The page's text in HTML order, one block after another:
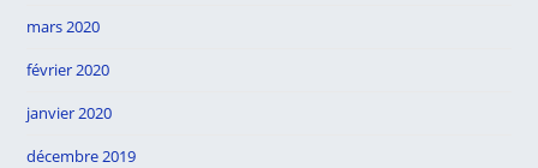
mars 2020
février 2020
janvier 2020
décembre 2019